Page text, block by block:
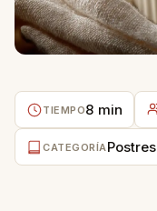
TIEMPO8 min
CATEGORÍAPostres